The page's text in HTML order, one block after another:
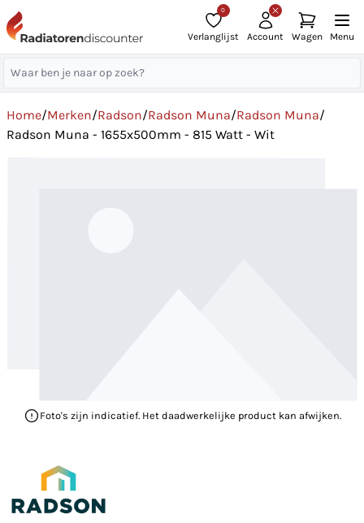
0
Verlanglijst Account Wagen Menu
Home/Merken/Radson/Radson Muna/Radson Muna/
Radson Muna - 1655x500mm - 815 Watt - Wit
Foto's zijn indicatief. Het daadwerkelijke product kan afwijken.